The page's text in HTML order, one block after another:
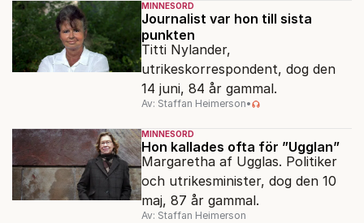
MINNESORD
Journalist var hon till sista
punkten
Titti Nylander,
utrikeskorrespondent, dog den
14 juni, 84 år gammal.
Av: Staffan Heimerson•
MINNESORD
Hon kallades ofta för ”Ugglan”
Margaretha af Ugglas. Politiker
och utrikesminister, dog den 10
maj, 87 år gammal.
Av: Staffan Heimerson